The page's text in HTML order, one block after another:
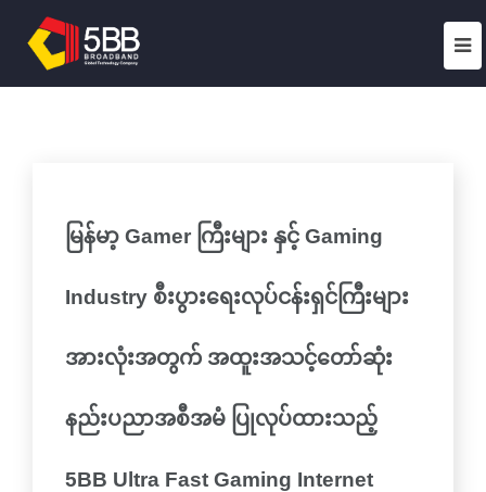
မြန်မာ့ Gamer ကြီးများ နှင့် Gaming
Industry စီးပွားရေးလုပ်ငန်းရှင်ကြီးများ
အားလုံးအတွက် အထူးအသင့်တော်ဆုံး
နည်းပညာအစီအမံ ပြုလုပ်ထားသည့်
5BB Ultra Fast Gaming Internet